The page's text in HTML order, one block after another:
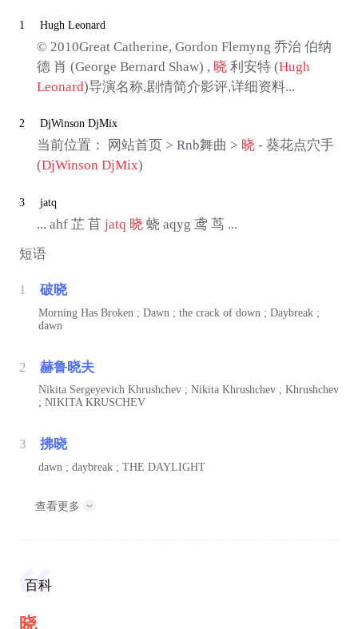
1 Hugh Leonard
© 2010Great Catherine, Gordon Flemyng 乔治 伯纳
德 肖 (George Bernard Shaw) , 晓利安特 (Hugh
Leonard)导演名称,剧情简介影评,详细资料...
2 DjWinson DjMix
当前位置： 网站首页 > Rnb舞曲 > 晓- 葵花点穴手
(DjWinson DjMix)
3 jatq
... ahf 芷 苜 jatq 晓蛲 aqyg 鸢 茑 ...
短语
1 破晓
Morning Has Broken ; Dawn ; the crack of down ; Daybreak ;
dawn
2 赫鲁晓夫
Nikita Sergeyevich Khrushchev ; Nikita Khrushchev ; Khrushchev
; NIKITA KRUSCHEV
3 拂晓
dawn ; daybreak ; THE DAYLIGHT
查看更多
百科
晓